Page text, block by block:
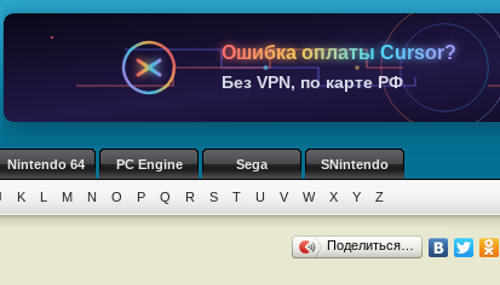
Ошибка оплаты Cursor?
Без VPN, по карте РФ
Nintendo 64 PC Engine Sega SNintendo
K L M N O P Q R S T U V W X Y Z
Поделиться…